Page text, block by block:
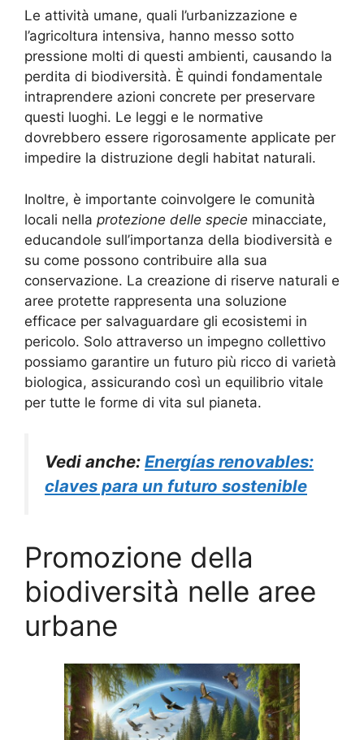
Le attività umane, quali l’urbanizzazione e
l’agricoltura intensiva, hanno messo sotto
pressione molti di questi ambienti, causando la
perdita di biodiversità. È quindi fondamentale
intraprendere azioni concrete per preservare
questi luoghi. Le leggi e le normative
dovrebbero essere rigorosamente applicate per
impedire la distruzione degli habitat naturali.
Inoltre, è importante coinvolgere le comunità
locali nella protezione delle specie minacciate,
educandole sull’importanza della biodiversità e
su come possono contribuire alla sua
conservazione. La creazione di riserve naturali e
aree protette rappresenta una soluzione
efficace per salvaguardare gli ecosistemi in
pericolo. Solo attraverso un impegno collettivo
possiamo garantire un futuro più ricco di varietà
biologica, assicurando così un equilibrio vitale
per tutte le forme di vita sul pianeta.
Vedi anche: Energías renovables:
claves para un futuro sostenible
Promozione della
biodiversità nelle aree
urbane